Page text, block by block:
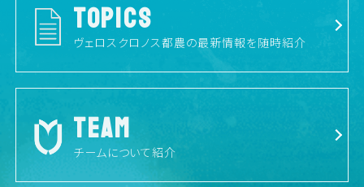
TOPICS
ヴェロスクロノス都農の最新情報を随時紹介
TEAM
チームについて紹介